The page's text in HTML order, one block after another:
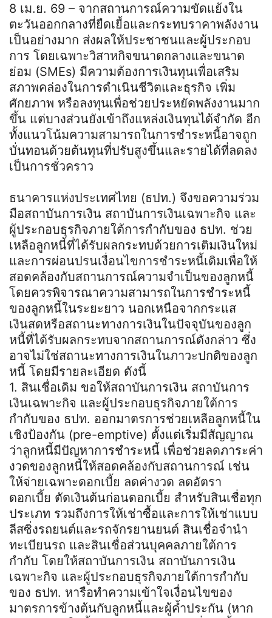
8 เม.ย. 69 – จากสถานการณ์ความขัดแย้งใน
ตะวันออกกลางที่ยืดเยื้อและกระทบราคาพลังงาน
เป็นอย่างมาก ส่งผลให้ประชาชนและผู้ประกอบ
การ โดยเฉพาะวิสาหกิจขนาดกลางและขนาด
ย่อม (SMEs) มีความต้องการเงินทุนเพื่อเสริม
สภาพคล่องในการดำเนินชีวิตและธุรกิจ เพิ่ม
ศักยภาพ หรือลงทุนเพื่อช่วยประหยัดพลังงานมาก
ขึ้น แต่บางส่วนยังเข้าถึงแหล่งเงินทุนได้จำกัด อีก
ทั้งแนวโน้มความสามารถในการชำระหนี้อาจถูก
บั่นทอนด้วยต้นทุนที่ปรับสูงขึ้นและรายได้ที่ลดลง
เป็นการชั่วคราว
ธนาคารแห่งประเทศไทย (ธปท.) จึงขอความร่วม
มือสถาบันการเงิน สถาบันการเงินเฉพาะกิจ และ
ผู้ประกอบธุรกิจภายใต้การกำกับของ ธปท. ช่วย
เหลือลูกหนี้ที่ได้รับผลกระทบด้วยการเติมเงินใหม่
และการผ่อนปรนเงื่อนไขการชำระหนี้เดิมเพื่อให้
สอดคล้องกับสถานการณ์ความจำเป็นของลูกหนี้
โดยควรพิจารณาความสามารถในการชำระหนี้
ของลูกหนี้ในระยะยาว นอกเหนือจากกระแส
เงินสดหรือสถานะทางการเงินในปัจจุบันของลูก
หนี้ที่ได้รับผลกระทบจากสถานการณ์ดังกล่าว ซึ่ง
อาจไม่ใช่สถานะทางการเงินในภาวะปกติของลูก
หนี้ โดยมีรายละเอียด ดังนี้
1. สินเชื่อเดิม ขอให้สถาบันการเงิน สถาบันการ
เงินเฉพาะกิจ และผู้ประกอบธุรกิจภายใต้การ
กำกับของ ธปท. ออกมาตรการช่วยเหลือลูกหนี้ใน
เชิงป้องกัน (pre-emptive) ตั้งแต่เริ่มมีสัญญาณ
ว่าลูกหนี้มีปัญหาการชำระหนี้ เพื่อช่วยลดภาระค่า
งวดของลูกหนี้ให้สอดคล้องกับสถานการณ์ เช่น
ให้จ่ายเฉพาะดอกเบี้ย ลดค่างวด ลดอัตรา
ดอกเบี้ย ตัดเงินต้นก่อนดอกเบี้ย สำหรับสินเชื่อทุก
ประเภท รวมถึงการให้เช่าซื้อและการให้เช่าแบบ
ลีสซิ่งรถยนต์และรถจักรยานยนต์ สินเชื่อจำนำ
ทะเบียนรถ และสินเชื่อส่วนบุคคลภายใต้การ
กำกับ โดยให้สถาบันการเงิน สถาบันการเงิน
เฉพาะกิจ และผู้ประกอบธุรกิจภายใต้การกำกับ
ของ ธปท. หารือทำความเข้าใจเงื่อนไขของ
มาตรการข้างต้นกับลูกหนี้และผู้ค้ำประกัน (หาก